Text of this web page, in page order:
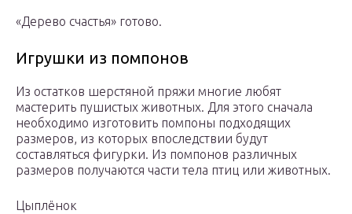
«Дерево счастья» готово.
Игрушки из помпонов
Из остатков шерстяной пряжи многие любят
мастерить пушистых животных. Для этого сначала
необходимо изготовить помпоны подходящих
размеров, из которых впоследствии будут
составляться фигурки. Из помпонов различных
размеров получаются части тела птиц или животных.
Цыплёнок